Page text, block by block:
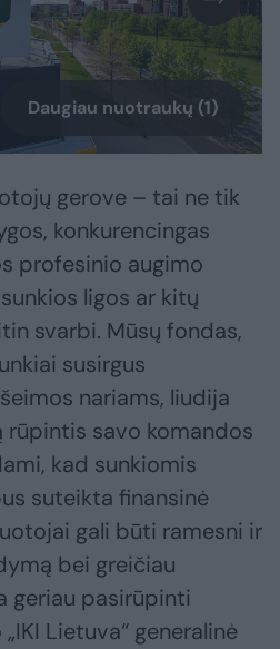
Daugiau nuotraukų (1)
gerove – tai ne tik
konkurencingas
profesinio augimo
ligos ar kitų
svarbi. Mūsų fondas,
susirgus
nariams, liudija
rūpintis savo komandos
kad sunkiomis
suteikta finansinė
gali būti ramesni ir
bei greičiau
geriau pasirūpinti
Lietuva“ generalinė